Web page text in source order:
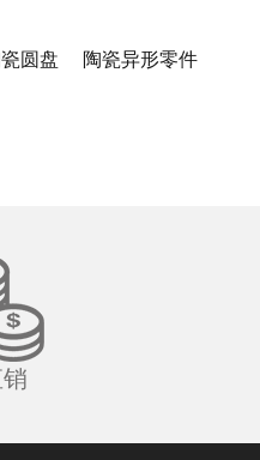
圆盘 陶瓷异形零件